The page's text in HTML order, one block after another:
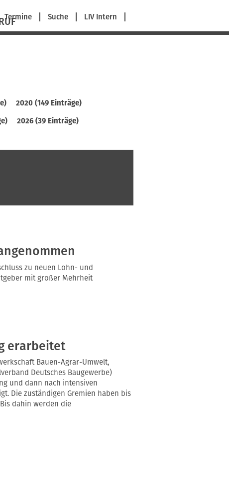
Termine Suche LIV Intern
2020 (149 Einträge)
2026 (39 Einträge)
zu neuen Lohn- und
mit großer Mehrheit
erarbeitet
Bauen-Agrar-Umwelt,
Deutsches Baugewerbe)
und dann nach intensiven
Die zuständigen Gremien haben bis
dahin werden die